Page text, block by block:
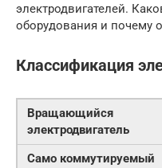
электродвигателей.
оборудования и почему
Классификация
Вращающийся
электродвигатель
Само коммутируемый